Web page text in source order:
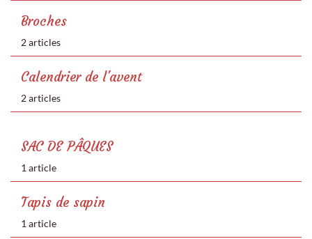
Broches
2 articles
Calendrier de l'avent
2 articles
SAC DE PÂQUES
1 article
Tapis de sapin
1 article